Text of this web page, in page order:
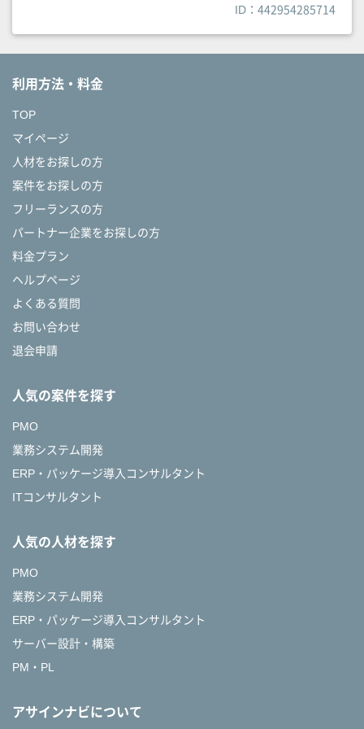
ID：442954285714
利用方法・料金
TOP
マイページ
人材をお探しの方
案件をお探しの方
フリーランスの方
パートナー企業をお探しの方
料金プラン
ヘルプページ
よくある質問
お問い合わせ
退会申請
人気の案件を探す
PMO
業務システム開発
ERP・パッケージ導入コンサルタント
ITコンサルタント
人気の人材を探す
PMO
業務システム開発
ERP・パッケージ導入コンサルタント
サーバー設計・構築
PM・PL
アサインナビについて